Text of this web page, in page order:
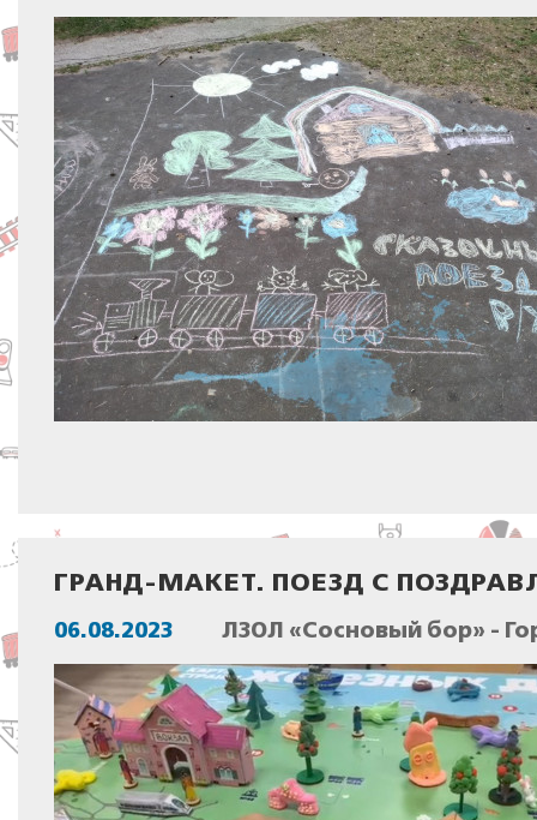
ГРАНД-МАКЕТ. ПОЕЗД С
06.08.2023 ЛЗОЛ «Сосновый бор» -